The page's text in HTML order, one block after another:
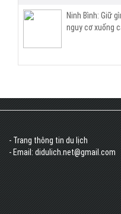
Ninh Bình: Giữ
nguy cơ xuống
- Trang thông tin du lịch
- Email: didulich.net@gmail.com